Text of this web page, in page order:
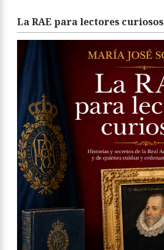
La RAE para lectores curiosos